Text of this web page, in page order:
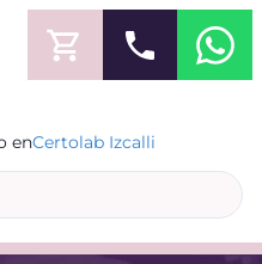
enCertolab Izcalli